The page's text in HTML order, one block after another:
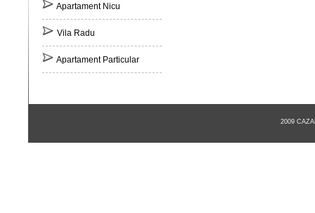
Apartament Nicu
Vila Radu
Apartament Particular
2009